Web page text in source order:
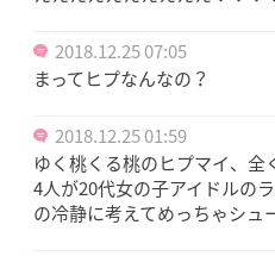
2018.12.25 07:05
まってヒプなんなの？
2018.12.25 01:59
ゆく桃くる桃のヒプマイ、
4人が20代女の子アイドルの
の冷静に考えてめっちゃシュ